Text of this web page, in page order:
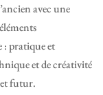
avec une
: pratique et
et de créativité
et futur.